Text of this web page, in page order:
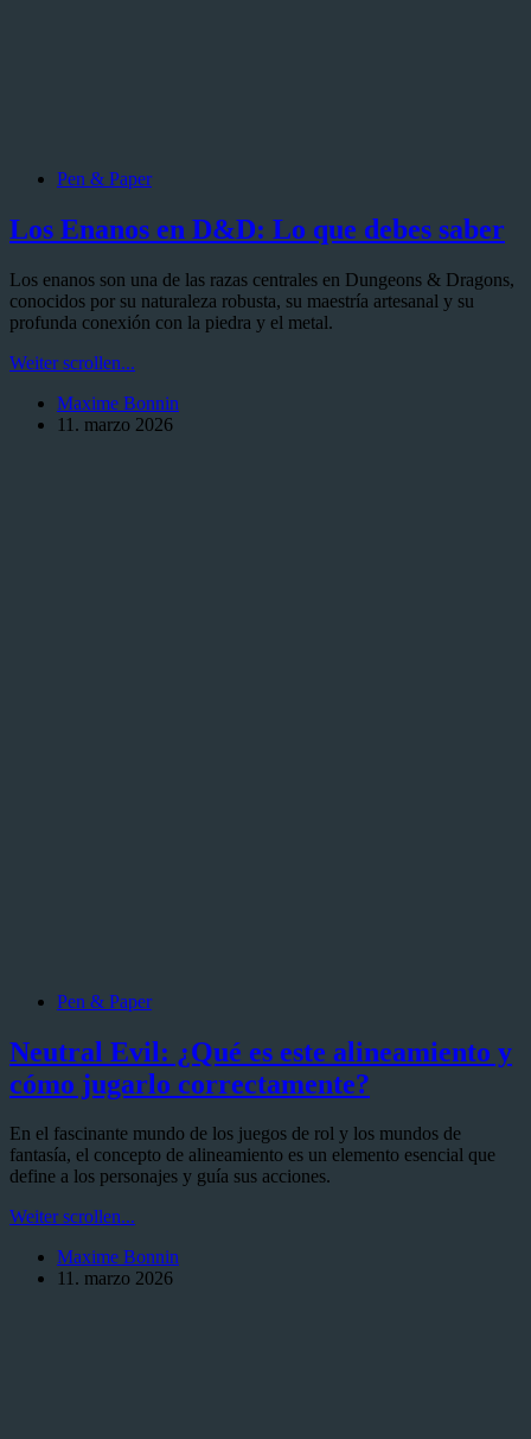
Pen & Paper
Los Enanos en D&D: Lo que debes saber
Los enanos son una de las razas centrales en Dungeons & Dragons,
conocidos por su naturaleza robusta, su maestría artesanal y su
profunda conexión con la piedra y el metal.
Weiter scrollen...
en
D&D:
Maxime Bonnin
11. marzo 2026
Pen & Paper
Neutral Evil: ¿Qué es este alineamiento y
cómo jugarlo correctamente?
En el fascinante mundo de los juegos de rol y los mundos de
fantasía, el concepto de alineamiento es un elemento esencial que
define a los personajes y guía sus acciones.
Weiter scrollen...
¿Qué
es
Maxime Bonnin
11. marzo 2026